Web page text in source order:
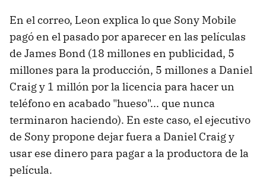
En el correo, Leon explica lo que Sony Mobile
pagó en el pasado por aparecer en las películas
de James Bond (18 millones en publicidad, 5
millones para la producción, 5 millones a Daniel
Craig y 1 millón por la licencia para hacer un
teléfono en acabado "hueso"... que nunca
terminaron haciendo). En este caso, el ejecutivo
de Sony propone dejar fuera a Daniel Craig y
usar ese dinero para pagar a la productora de la
película.